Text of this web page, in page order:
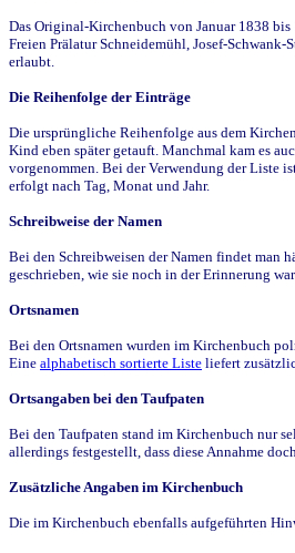
Das Original-Kirchenbuch von Januar 1838
Freien Prälatur Schneidemühl, Josef-
erlaubt.
Die Reihenfolge der Einträge
Die ursprüngliche Reihenfolge aus dem
Kind eben später getauft. Manchmal kam es
vorgenommen. Bei der Verwendung der Liste
erfolgt nach Tag, Monat und Jahr.
Schreibweise der Namen
Bei den Schreibweisen der Namen findet man
geschrieben, wie sie noch in der Erinnerung
Ortsnamen
Bei den Ortsnamen wurden im Kirchenbuch
Eine alphabetisch sortierte Liste liefert
Ortsangaben bei den Taufpaten
Bei den Taufpaten stand im Kirchenbuch nur
allerdings festgestellt, dass diese Annahme
Zusätzliche Angaben im Kirchenbuch
Die im Kirchenbuch ebenfalls aufgeführten